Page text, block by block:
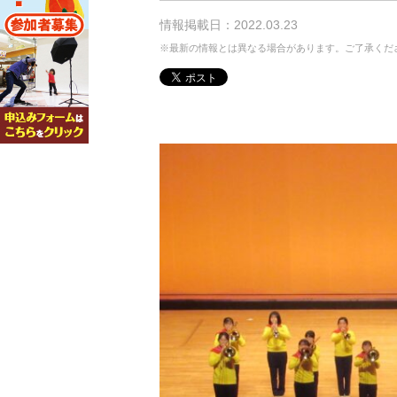
情報掲載日：2022.03.23
※最新の情報とは異なる場合があります。ご了承くだ